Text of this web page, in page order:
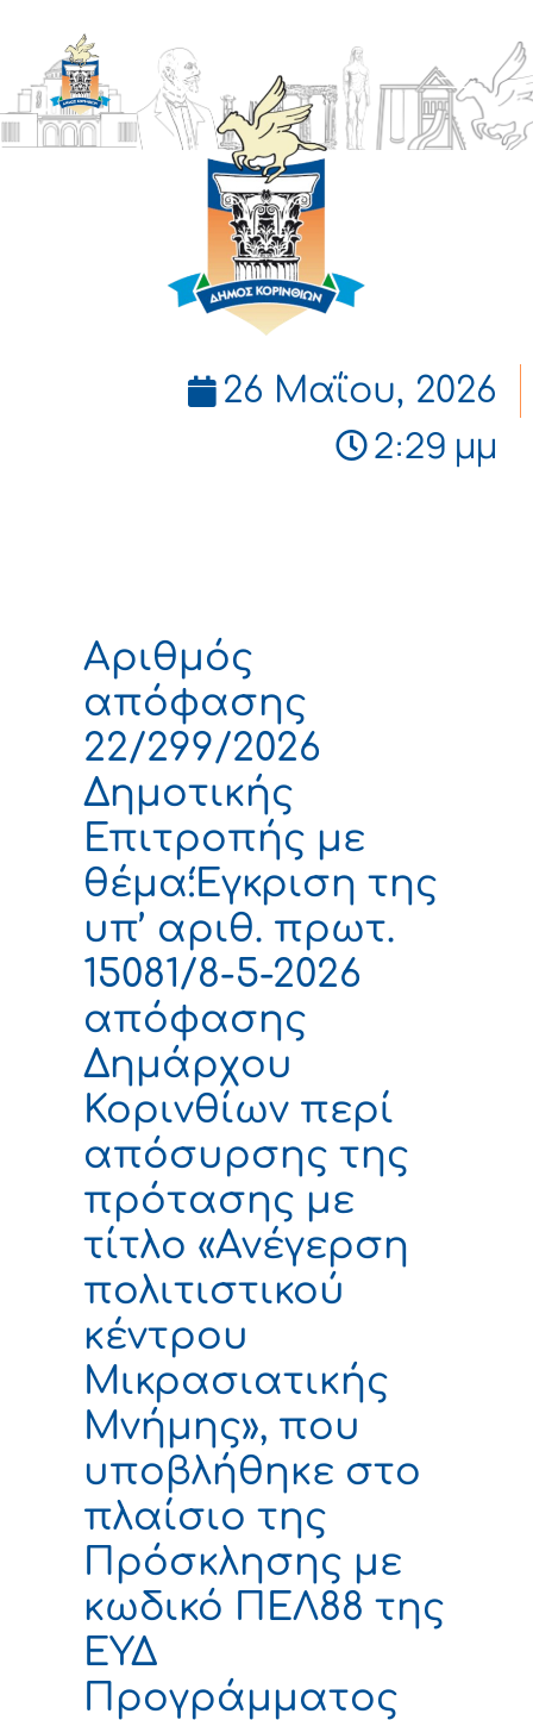
ΔΗΜΟΣ
ΚΟΡΙΝΘΙΩΝ
26 Μαΐου, 2026
2:29 μμ
Αριθμός
απόφασης
22/299/2026
Δημοτικής
Επιτροπής με
θέμα:Έγκριση της
υπ’ αριθ. πρωτ.
15081/8-5-2026
απόφασης
Δημάρχου
Κορινθίων περί
απόσυρσης της
πρότασης με
τίτλο «Ανέγερση
πολιτιστικού
κέντρου
Μικρασιατικής
Μνήμης», που
υποβλήθηκε στο
πλαίσιο της
Πρόσκλησης με
κωδικό ΠΕΛ88 της
ΕΥΔ
Προγράμματος